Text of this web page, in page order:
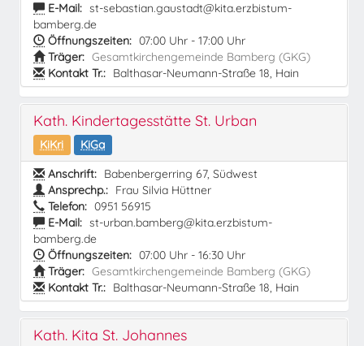
E-Mail: st-sebastian.gaustadt@kita.erzbistum-
bamberg.de
Öffnungszeiten: 07:00 Uhr - 17:00 Uhr
Träger: Gesamtkirchengemeinde Bamberg (GKG)
Kontakt Tr.: Balthasar-Neumann-Straße 18, Hain
Kath. Kindertagesstätte St. Urban
KiKri
KiGa
Anschrift: Babenbergerring 67, Südwest
Ansprechp.: Frau Silvia Hüttner
Telefon: 0951 56915
E-Mail: st-urban.bamberg@kita.erzbistum-
bamberg.de
Öffnungszeiten: 07:00 Uhr - 16:30 Uhr
Träger: Gesamtkirchengemeinde Bamberg (GKG)
Kontakt Tr.: Balthasar-Neumann-Straße 18, Hain
Kath. Kita St. Johannes